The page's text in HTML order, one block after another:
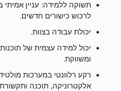
תשוקה ללמידה: עניין אמיתי
לרכוש כישורים חדשים.
יכולת עבודה בצוות.
יכול למידה עצמית של
ומשווקת.
רקע רלוונטי במערכות
אלקטרוניקה, תוכנה